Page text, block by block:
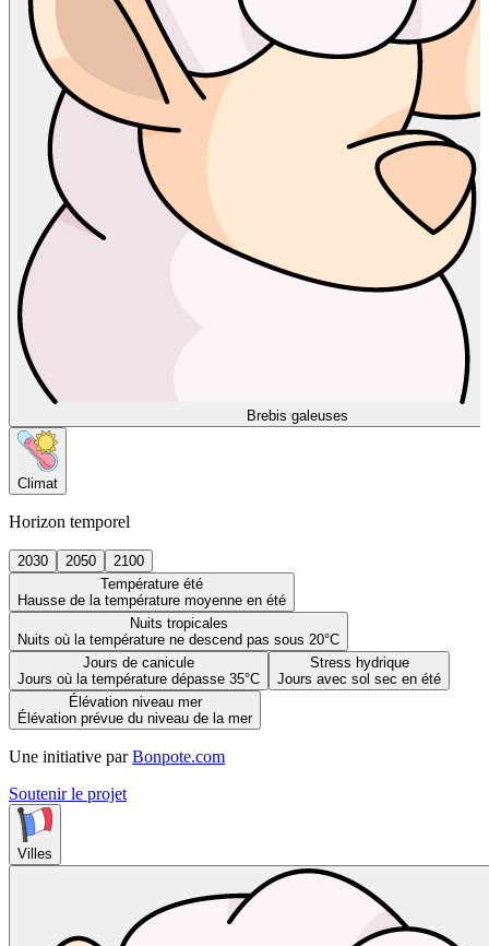
Brebis galeuses
Climat
Horizon temporel
2030 2050
2100
Température été
Hausse de la température moyenne en été
Nuits tropicales
Nuits où la température ne descend pas sous 20°C
Jours de canicule
Jours où la température dépasse 35°C
Stress hydrique
Jours avec sol sec en été
Élévation niveau mer
Élévation prévue du niveau de la mer
Une initiative par Bonpote.com
Soutenir le projet
Villes